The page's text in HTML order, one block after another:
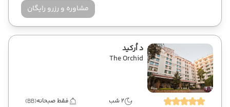
مشاوره و رزرو رایگان
د اُرکید
The Orchid
2 شب فقط صبحانه(BB)